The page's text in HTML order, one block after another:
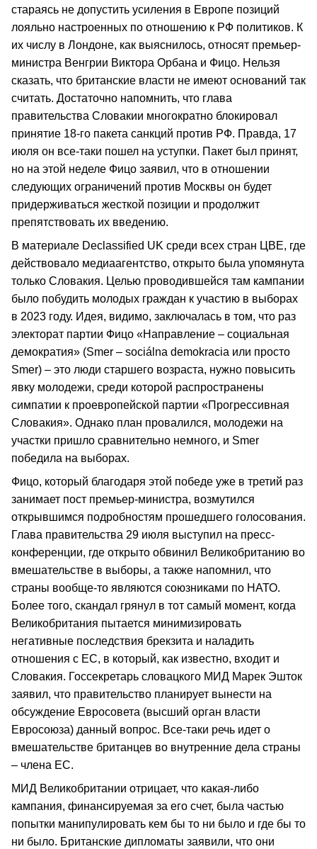
стараясь не допустить усиления в Европе позиций
лояльно настроенных по отношению к РФ политиков. К
их числу в Лондоне, как выяснилось, относят премьер-
министра Венгрии Виктора Орбана и Фицо. Нельзя
сказать, что британские власти не имеют оснований так
считать. Достаточно напомнить, что глава
правительства Словакии многократно блокировал
принятие 18-го пакета санкций против РФ. Правда, 17
июля он все-таки пошел на уступки. Пакет был принят,
но на этой неделе Фицо заявил, что в отношении
следующих ограничений против Москвы он будет
придерживаться жесткой позиции и продолжит
препятствовать их введению.
В материале Declassified UK среди всех стран ЦВЕ, где
действовало медиаагентство, открыто была упомянута
только Словакия. Целью проводившейся там кампании
было побудить молодых граждан к участию в выборах
в 2023 году. Идея, видимо, заключалась в том, что раз
электорат партии Фицо «Направление – социальная
демократия» (Smer – sociálna demokracia или просто
Smer) – это люди старшего возраста, нужно повысить
явку молодежи, среди которой распространены
симпатии к проевропейской партии «Прогрессивная
Словакия». Однако план провалился, молодежи на
участки пришло сравнительно немного, и Smer
победила на выборах.
Фицо, который благодаря этой победе уже в третий раз
занимает пост премьер-министра, возмутился
открывшимся подробностям прошедшего голосования.
Глава правительства 29 июля выступил на пресс-
конференции, где открыто обвинил Великобританию во
вмешательстве в выборы, а также напомнил, что
страны вообще-то являются союзниками по НАТО.
Более того, скандал грянул в тот самый момент, когда
Великобритания пытается минимизировать
негативные последствия брекзита и наладить
отношения с ЕС, в который, как известно, входит и
Словакия. Госсекретарь словацкого МИД Марек Эшток
заявил, что правительство планирует вынести на
обсуждение Евросовета (высший орган власти
Евросоюза) данный вопрос. Все-таки речь идет о
вмешательстве британцев во внутренние дела страны
– члена ЕС.
МИД Великобритании отрицает, что какая-либо
кампания, финансируемая за его счет, была частью
попытки манипулировать кем бы то ни было и где бы то
ни было. Британские дипломаты заявили, что они